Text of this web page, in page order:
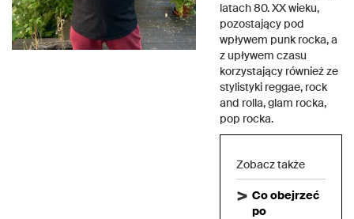
latach 80. XX wieku,
pozostający pod
wpływem punk rocka, a
z upływem czasu
korzystający również ze
stylistyki reggae, rock
and rolla, glam rocka,
pop rocka.
Zobacz także
Co obejrzeć
po